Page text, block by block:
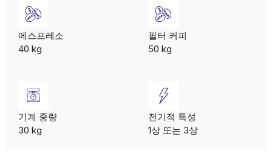
에스프레소
40 kg
필터 커피
50 kg
기계 중량
30 kg
전기적 특성
1상 또는 3상